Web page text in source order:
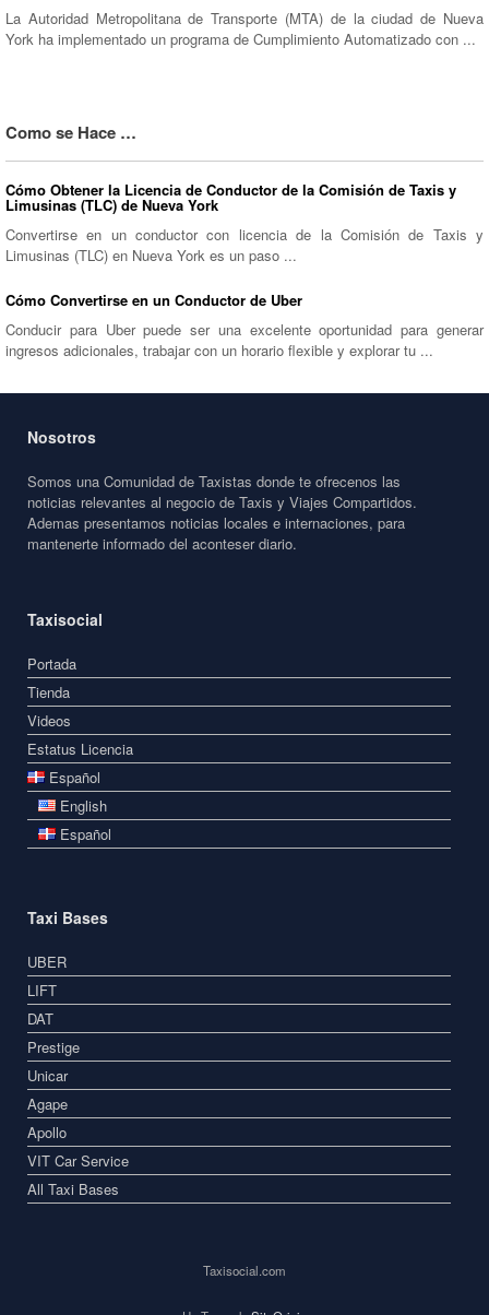
La Autoridad Metropolitana de Transporte (MTA) de la ciudad de Nueva
York ha implementado un programa de Cumplimiento Automatizado con ...
Como se Hace …
Cómo Obtener la Licencia de Conductor de la Comisión de Taxis y
Limusinas (TLC) de Nueva York
Convertirse en un conductor con licencia de la Comisión de Taxis y
Limusinas (TLC) en Nueva York es un paso ...
Cómo Convertirse en un Conductor de Uber
Conducir para Uber puede ser una excelente oportunidad para generar
ingresos adicionales, trabajar con un horario flexible y explorar tu ...
Nosotros
Somos una Comunidad de Taxistas donde te ofrecenos las
noticias relevantes al negocio de Taxis y Viajes Compartidos.
Ademas presentamos noticias locales e internaciones, para
mantenerte informado del aconteser diario.
Taxisocial
Portada
Tienda
Videos
Estatus Licencia
Español
English
Español
Taxi Bases
UBER
LIFT
DAT
Prestige
Unicar
Agape
Apollo
VIT Car Service
All Taxi Bases
Taxisocial.com